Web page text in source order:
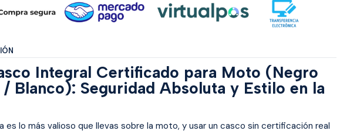
Integral Certificado para Moto (Negro
/ Blanco): Seguridad Absoluta y Estilo en la
es lo más valioso que llevas sobre la moto, y usar un casco sin certificación real